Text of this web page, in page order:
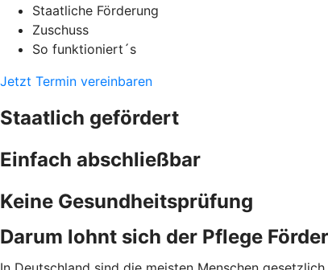
Staatliche Förderung
Zuschuss
So funktioniert´s
Jetzt Termin vereinbaren
Staatlich gefördert
Einfach abschließbar
Keine Gesundheitsprüfung
Darum lohnt sich der Pflege